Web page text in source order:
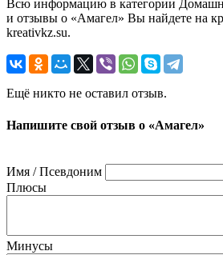
Всю информацию в категории
и отзывы о «Амагел» Вы найдете на
kreativkz.su.
Ещё никто не оставил отзыв.
Напишите свой отзыв о «Амагел»
Имя / Псевдоним
Плюсы
Минусы